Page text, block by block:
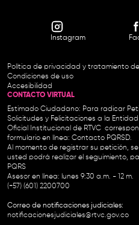
Instagram
Política de privacidad y tratamiento
Condiciones de uso
Accesibilidad
CONTACTO VIRTUAL
Estimado Ciudadano: Para radicar
Solicitudes y Felicitaciones a la
Oficial Institucional de RTVC
formulario en línea: Contacto PQRSD.
Al momento de registrar su petición,
usted podrá realizar el seguimiento,
PQRS
Asesor en línea: lunes 9:30 a.m. - 12 m.
(+57) (601) 2200700
Correo de notificaciones judiciales:
notificacionesjudiciales@rtvc.gov.co